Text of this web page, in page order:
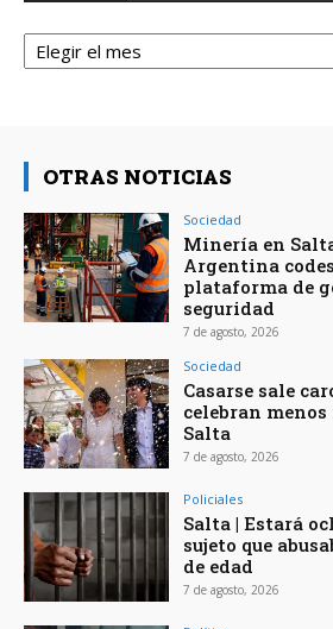
Archivos
OTRAS NOTICIAS
Sociedad
Minería en Salta
Argentina
plataforma de
seguridad
7 de agosto, 2026
Sociedad
Casarse sale
celebran
Salta
7 de agosto, 2026
Policiales
Salta | Estará
sujeto que
de edad
7 de agosto, 2026